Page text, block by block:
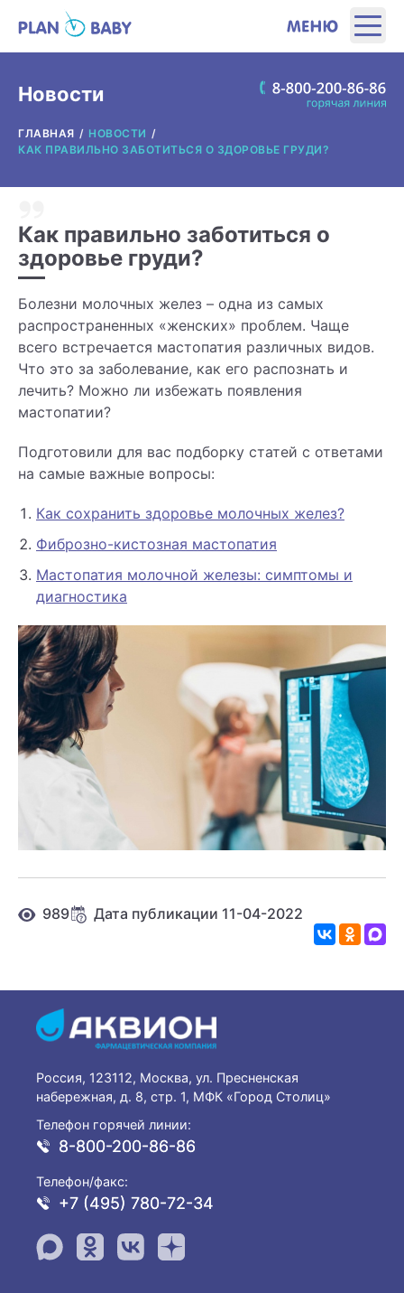
ПРОДУКТЫ
ПОЛЕЗНЫЕ ИНСТРУМЕНТЫ
ИНТЕРЕСНОЕ
О ПРОИЗВОДИТЕЛЕ
ГДЕ КУПИТЬ?
Новости
ГЛАВНАЯ
НОВОСТИ
КАК ПРАВИЛЬНО ЗАБОТИТЬСЯ О ЗДОРОВЬЕ ГРУДИ?
Как правильно заботиться о
здоровье груди?
Болезни молочных желез – одна из самых
распространенных «женских» проблем. Чаще
всего встречается мастопатия различных видов.
Что это за заболевание, как его распознать и
лечить? Можно ли избежать появления
мастопатии?
Подготовили для вас подборку статей с ответами
на самые важные вопросы:
Как сохранить здоровье молочных желез?
Фиброзно-кистозная мастопатия
Мастопатия молочной железы: симптомы и
диагностика
989 Дата публикации 11-04-2022
Россия, 123112, Москва, ул. Пресненская
набережная, д. 8, стр. 1, МФК «Город Столиц»
Телефон горячей линии:
8-800-200-86-86
Телефон/факс:
+7 (495) 780-72-34